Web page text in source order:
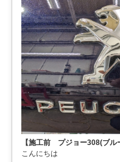
【施工前 プジョー308(ブル
こんにちは